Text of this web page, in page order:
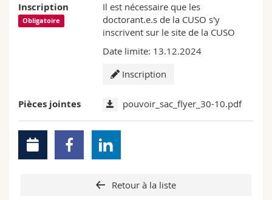
Inscription
Obligatoire
Il est nécessaire que les
doctorant.e.s de la CUSO s'y
inscrivent sur le site de la CUSO
Date limite: 13.12.2024
Inscription
Pièces jointes pouvoir_sac_flyer_30-10.pdf
Retour à la liste